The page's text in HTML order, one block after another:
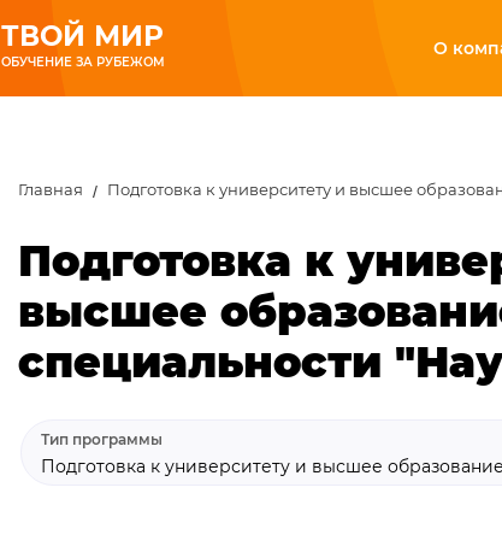
ТВОЙ МИР
ОБУЧЕНИЕ ЗА РУБЕЖОМ
О
Главная Подготовка к университету и высшее
Подготовка к
высшее
специальности
Тип программы
Подготовка к университету и высшее образование